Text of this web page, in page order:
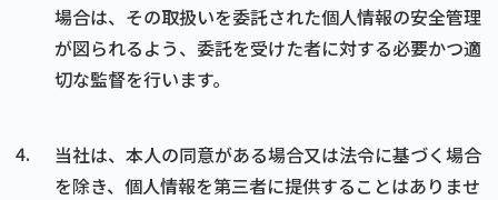
場合は、その取扱いを委託された個人情報の安全管理
が図られるよう、委託を受けた者に対する必要かつ適
切な監督を行います。
4.
当社は、本人の同意がある場合又は法令に基づく場合
を除き、個人情報を第三者に提供することはありませ